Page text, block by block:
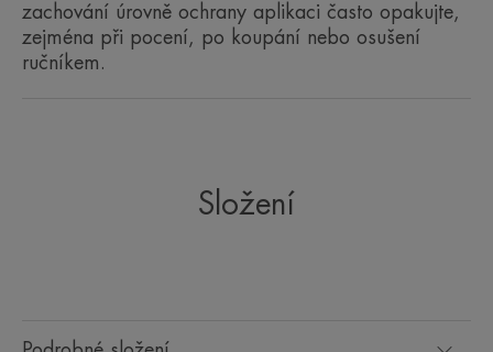
Banyuls-sur-Mer, partnerem Evropského centra pro
mořské biologické zdroje (nebo nezávislými
slunečních filtrů vyskytujících se v prostředí.
** Podle normy OECD 301.
zachování úrovně ochrany aplikaci často opakujte,
zejména při pocení, po koupání nebo osušení
ručníkem.
Složení